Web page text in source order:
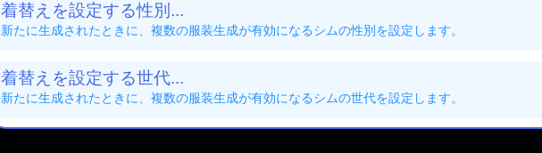
着替えを設定する性別...
新たに生成されたときに、複数の服装生成が有効になるシムの性別を設定します。
着替えを設定する世代...
新たに生成されたときに、複数の服装生成が有効になるシムの世代を設定します。